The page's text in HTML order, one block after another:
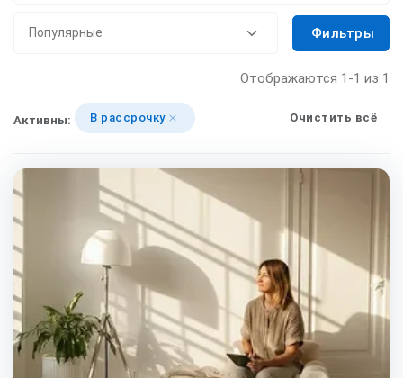
Фильтры
Отображаются 1-1 из 1
Активны: В рассрочку Очистить всё